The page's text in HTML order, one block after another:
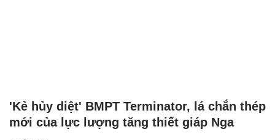
'Kẻ hủy diệt' BMPT Terminator, lá chắn thép
mới của lực lượng tăng thiết giáp Nga